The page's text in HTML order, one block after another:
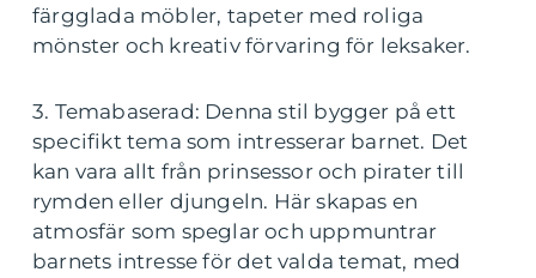
färgglada möbler, tapeter med roliga
mönster och kreativ förvaring för leksaker.
3. Temabaserad: Denna stil bygger på ett
specifikt tema som intresserar barnet. Det
kan vara allt från prinsessor och pirater till
rymden eller djungeln. Här skapas en
atmosfär som speglar och uppmuntrar
barnets intresse för det valda temat, med